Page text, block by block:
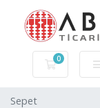
0
Sepet
Sepet